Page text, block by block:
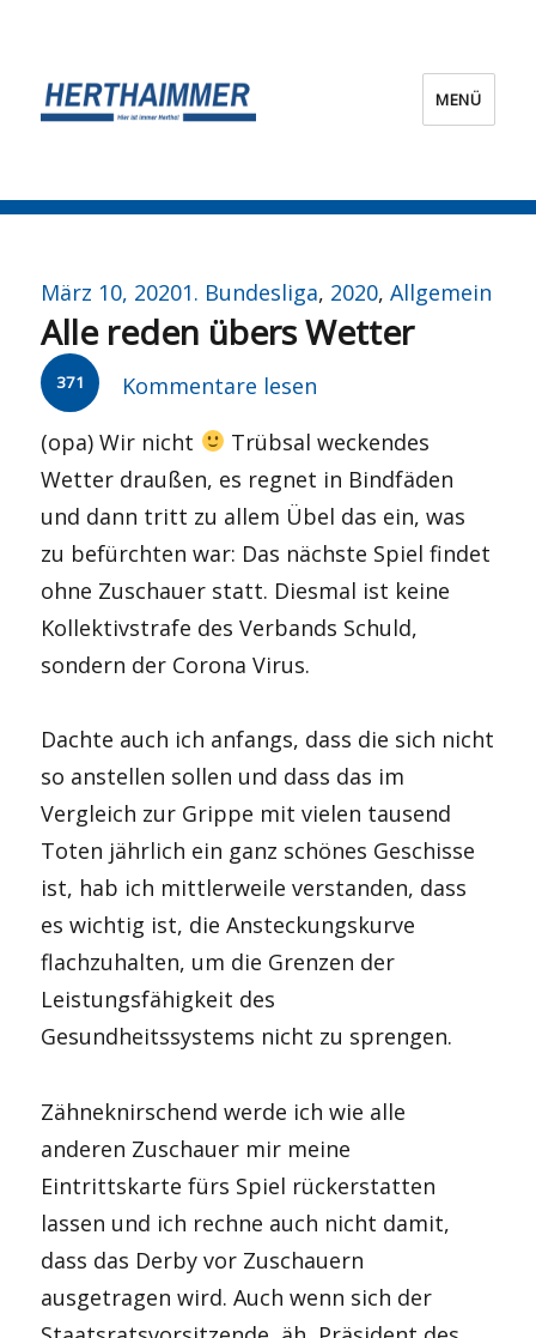
MENÜ
Veröffentlicht
am
März 10, 2020Kategorien
1. Bundesliga, 2020,Allgemein
Alle reden übers Wetter
371
Kommentare lesen
(opa) Wir nicht
Trübsal weckendes
Wetter draußen, es regnet in Bindfäden
und dann tritt zu allem Übel das ein, was
zu befürchten war: Das nächste Spiel findet
ohne Zuschauer statt. Diesmal ist keine
Kollektivstrafe des Verbands Schuld,
sondern der Corona Virus.
Dachte auch ich anfangs, dass die sich nicht
so anstellen sollen und dass das im
Vergleich zur Grippe mit vielen tausend
Toten jährlich ein ganz schönes Geschisse
ist, hab ich mittlerweile verstanden, dass
es wichtig ist, die Ansteckungskurve
flachzuhalten, um die Grenzen der
Leistungsfähigkeit des
Gesundheitssystems nicht zu sprengen.
Zähneknirschend werde ich wie alle
anderen Zuschauer mir meine
Eintrittskarte fürs Spiel rückerstatten
lassen und ich rechne auch nicht damit,
dass das Derby vor Zuschauern
ausgetragen wird. Auch wenn sich der